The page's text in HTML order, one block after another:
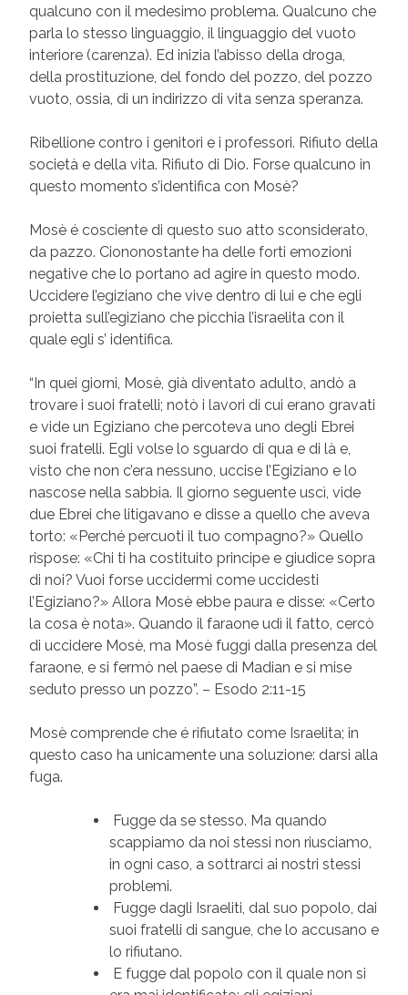
qualcuno con il medesimo problema. Qualcuno che
parla lo stesso linguaggio, il linguaggio del vuoto
interiore (carenza). Ed inizia l’abisso della droga,
della prostituzione, del fondo del pozzo, del pozzo
vuoto, ossia, di un indirizzo di vita senza speranza.
Ribellione contro i genitori e i professori. Rifiuto della
società e della vita. Rifiuto di Dio. Forse qualcuno in
questo momento s’identifica con Mosè?
Mosè é cosciente di questo suo atto sconsiderato,
da pazzo. Ciononostante ha delle forti emozioni
negative che lo portano ad agire in questo modo.
Uccidere l’egiziano che vive dentro di lui e che egli
proietta sull’egiziano che picchia l’israelita con il
quale egli s’ identifica.
“In quei giorni, Mosè, già diventato adulto, andò a
trovare i suoi fratelli; notò i lavori di cui erano gravati
e vide un Egiziano che percoteva uno degli Ebrei
suoi fratelli. Egli volse lo sguardo di qua e di là e,
visto che non c’era nessuno, uccise l’Egiziano e lo
nascose nella sabbia. Il giorno seguente uscì, vide
due Ebrei che litigavano e disse a quello che aveva
torto: «Perché percuoti il tuo compagno?» Quello
rispose: «Chi ti ha costituito principe e giudice sopra
di noi? Vuoi forse uccidermi come uccidesti
l’Egiziano?» Allora Mosè ebbe paura e disse: «Certo
la cosa è nota». Quando il faraone udì il fatto, cercò
di uccidere Mosè, ma Mosè fuggì dalla presenza del
faraone, e si fermò nel paese di Madian e si mise
seduto presso un pozzo”. – Esodo 2:11-15
Mosè comprende che é rifiutato come Israelita; in
questo caso ha unicamente una soluzione: darsi alla
fuga.
Fugge da se stesso. Ma quando
scappiamo da noi stessi non riusciamo,
in ogni caso, a sottrarci ai nostri stessi
problemi.
Fugge dagli Israeliti, dal suo popolo, dai
suoi fratelli di sangue, che lo accusano e
lo rifiutano.
E fugge dal popolo con il quale non si